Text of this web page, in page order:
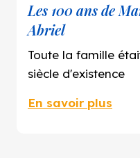
Les 100 ans de
Abriel
Toute la famille
siècle d'existence
En savoir plus